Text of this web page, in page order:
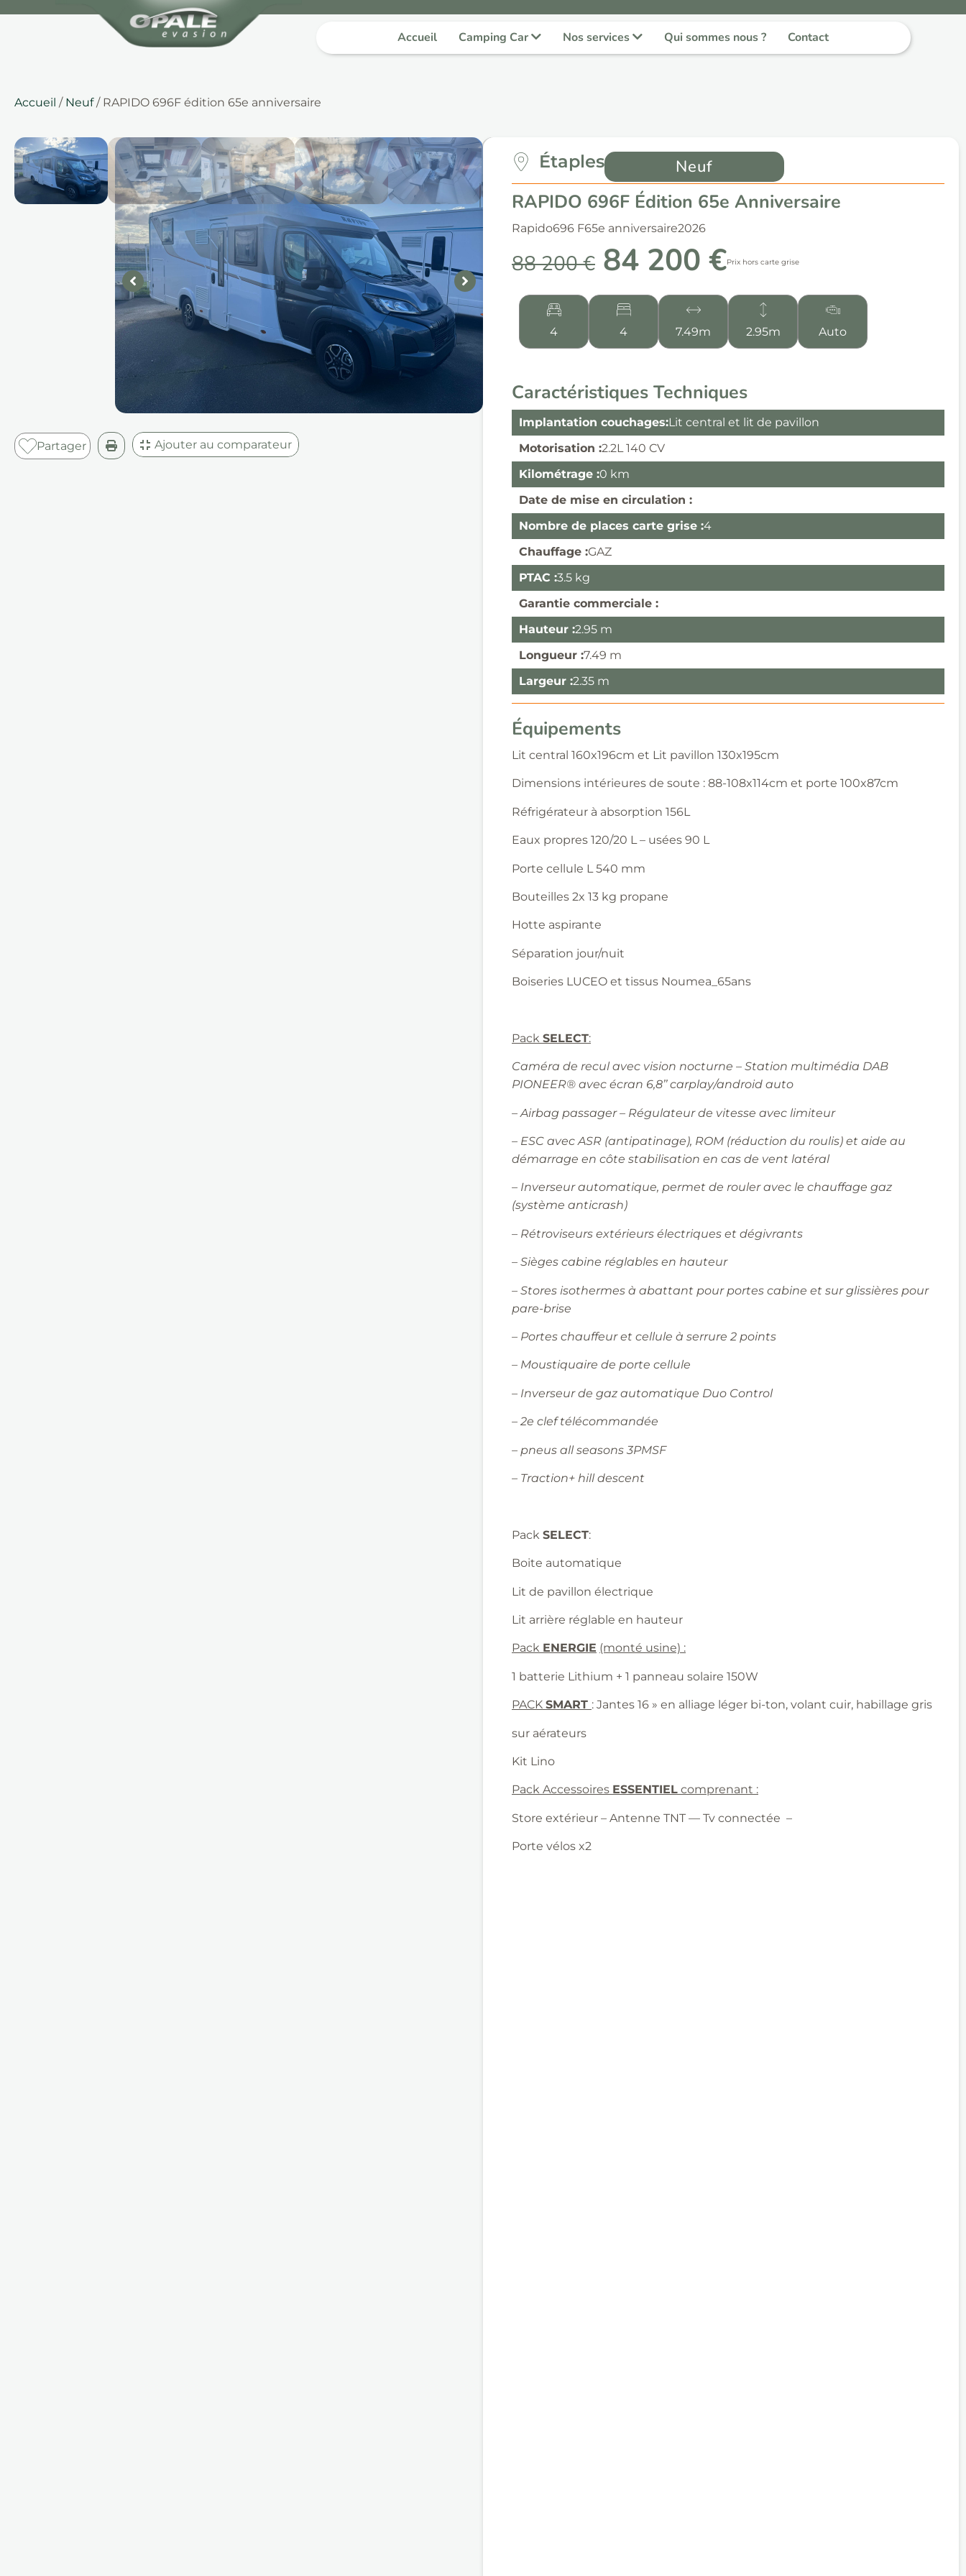
Accueil Camping Car Nos services Qui sommes nous ? Contact
Accueil / Neuf/ RAPIDO 696F édition 65e anniversaire
Partager Ajouter au comparateur
Étaples Neuf
RAPIDO 696F Édition 65e Anniversaire
Rapido696 F65e anniversaire2026
88 200 € 84 200 €Prix hors carte grise
4 4 7.49m 2.95m Auto
Caractéristiques Techniques
Implantation couchages:Lit central et lit de pavillon
Motorisation :2.2L 140 CV
Kilométrage :0 km
Date de mise en circulation :
Nombre de places carte grise :4
Chauffage :GAZ
PTAC :3.5 kg
Garantie commerciale :
Hauteur :2.95 m
Longueur :7.49 m
Largeur :2.35 m
Équipements
Lit central 160x196cm et Lit pavillon 130x195cm
Dimensions intérieures de soute : 88-108x114cm et porte 100x87cm
Réfrigérateur à absorption 156L
Eaux propres 120/20 L – usées 90 L
Porte cellule L 540 mm
Bouteilles 2x 13 kg propane
Hotte aspirante
Séparation jour/nuit
Boiseries LUCEO et tissus Noumea_65ans
Pack SELECT:
Caméra de recul avec vision nocturne – Station multimédia DAB
PIONEER® avec écran 6,8’’carplay/android auto
– Airbag passager – Régulateur de vitesse avec limiteur
– ESC avec ASR (antipatinage), ROM (réduction du roulis) et aide au
démarrage en côte stabilisation en cas de vent latéral
– Inverseur automatique, permet de rouler avec le chauffage gaz
(système anticrash)
– Rétroviseurs extérieurs électriques et dégivrants
– Sièges cabine réglables en hauteur
– Stores isothermes à abattant pour portes cabine et sur glissières pour
pare-brise
– Portes chauffeur et cellule à serrure 2 points
– Moustiquaire de porte cellule
– Inverseur de gaz automatique Duo Control
– 2e clef télécommandée
– pneus allseasons3PMSF
– Traction+ hill descent
Pack SELECT:
Boite automatique
Lit de pavillon électrique
Lit arrière réglable en hauteur
Pack ENERGIE (monté usine) :
1 batterie Lithium + 1 panneau solaire 150W
PACK SMART : Jantes 16 » en alliage léger bi-ton, volant cuir, habillage gris
sur aérateurs
Kit Lino
Pack Accessoires ESSENTIEL comprenant :
Store extérieur – Antenne TNT –– Tv connectée –
Porte vélos x2